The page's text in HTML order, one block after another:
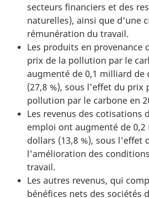
secteurs financiers et des
naturelles), ainsi que d'une
rémunération du travail.
Les produits en provenance
prix de la pollution par le
augmenté de 0,1 milliard de
(27,8 %), sous l'effet du prix
pollution par le carbone en
Les revenus des cotisations
emploi ont augmenté de
dollars (13,8 %), sous l'effet
l'amélioration des
travail.
Les autres revenus, qui
bénéfices nets des sociétés